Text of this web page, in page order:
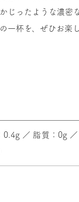
じったような濃密
一杯を、ぜひお楽
／ 脂質：0g